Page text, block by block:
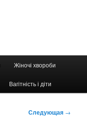
Жіночі хвороби
Вагітність і діти
Следующая →